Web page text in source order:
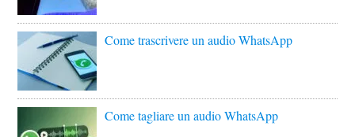
Come trascrivere un audio WhatsApp
Come tagliare un audio WhatsApp